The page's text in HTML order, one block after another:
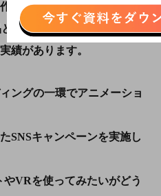
は勿論、実写も組み合わせ
タイアップしたコンテンツ
績があります。
ングの一環でアニメーショ
SNSキャンペーンを実施し
VRを使ってみたいがどう